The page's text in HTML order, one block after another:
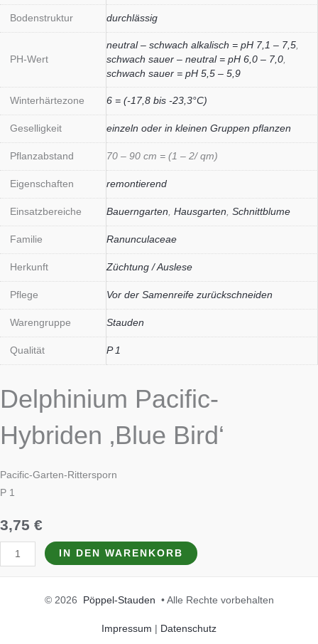
Bodenstruktur durchlässig
PH-Wert
neutral – schwach alkalisch = pH 7,1 – 7,5
schwach sauer – neutral = pH 6,0 – 7,0
schwach sauer = pH 5,5 – 5,9
Winterhärtezone 6 = (-17,8 bis -23,3°C)
Geselligkeit einzeln oder in kleinen Gruppen pflanzen
Pflanzabstand 70 – 90 cm = (1 – 2/ qm)
Eigenschaften remontierend
Einsatzbereiche Bauerngarten Hausgarten Schnittblume
Familie Ranunculaceae
Herkunft Züchtung / Auslese
Pflege Vor der Samenreife zurückschneiden
Warengruppe Stauden
Qualität P 1
Delphinium Pacific-
Hybriden ‚Blue Bird‘
Pacific-Garten-Rittersporn
P 1
3,75 €
IN DEN WARENKORB
© 2026 Pöppel-Stauden • Alle Rechte vorbehalten
Impressum | Datenschutz